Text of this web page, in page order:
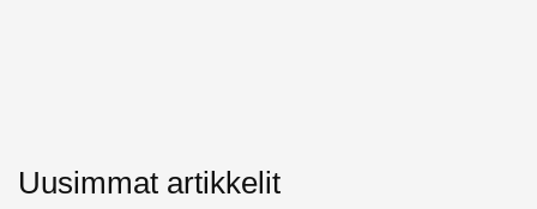
Uusimmat artikkelit